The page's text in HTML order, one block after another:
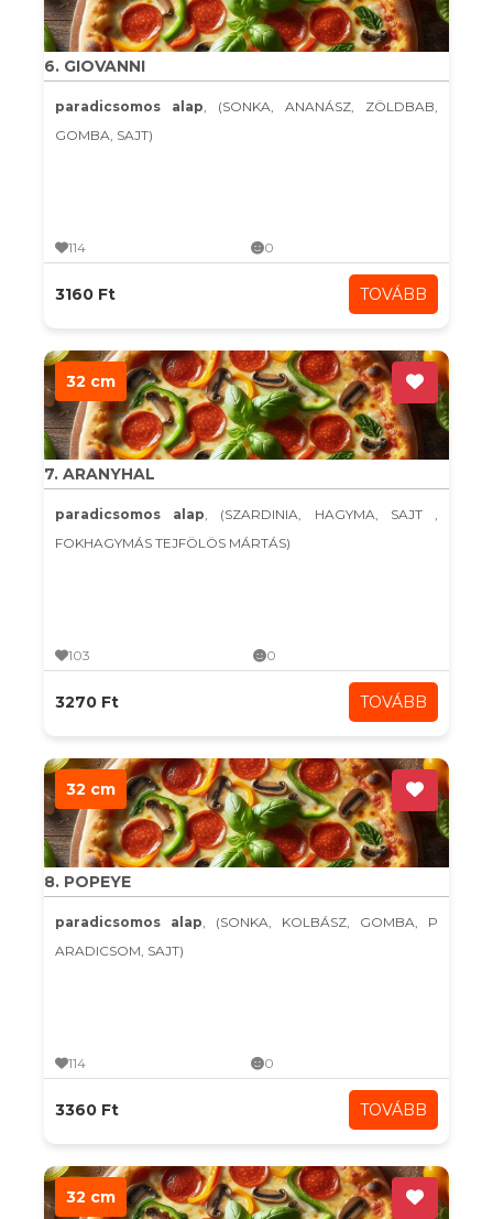
6. GIOVANNI
paradicsomos alap, (SONKA, ANANÁSZ, ZÖLDBAB,
GOMBA, SAJT)
114 0
3160 Ft TOVÁBB
32 cm
7. ARANYHAL
paradicsomos alap, (SZARDINIA, HAGYMA, SAJT ,
FOKHAGYMÁS TEJFÖLÖS MÁRTÁS)
103 0
3270 Ft TOVÁBB
32 cm
8. POPEYE
paradicsomos alap, (SONKA, KOLBÁSZ, GOMBA, P
ARADICSOM, SAJT)
114 0
3360 Ft TOVÁBB
32 cm